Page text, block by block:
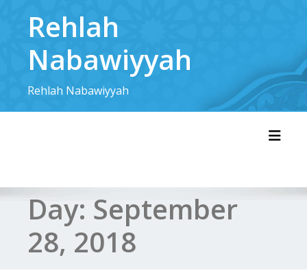
contentRehlah
Nabawiyyah
Rehlah Nabawiyyah
Day: September
28, 2018